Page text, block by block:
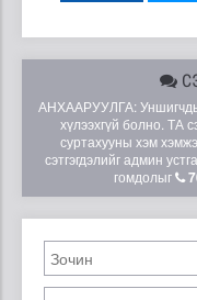
АНХААРУУЛГА:
хүлээхгүй болно. ТА
суртахууны хэм
сэтгэгдэлийг админ
гомдолыг